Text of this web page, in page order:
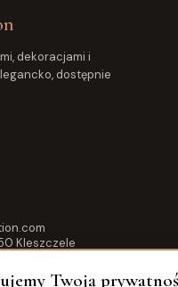
dekoracjami i
dostępnie
Kleszczele
Twoją